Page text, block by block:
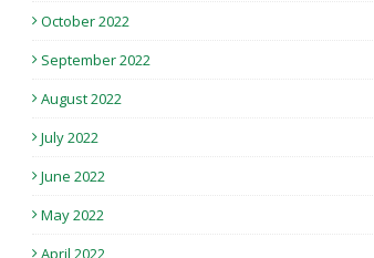
October 2022
September 2022
August 2022
July 2022
June 2022
May 2022
April 2022